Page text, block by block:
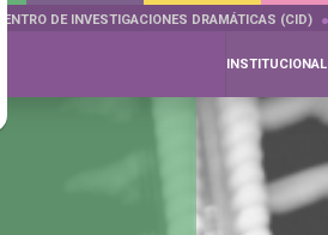
CENTRO DE INVESTIGACIONES DRAMÁTICAS (CID)
INSTITUCIONAL